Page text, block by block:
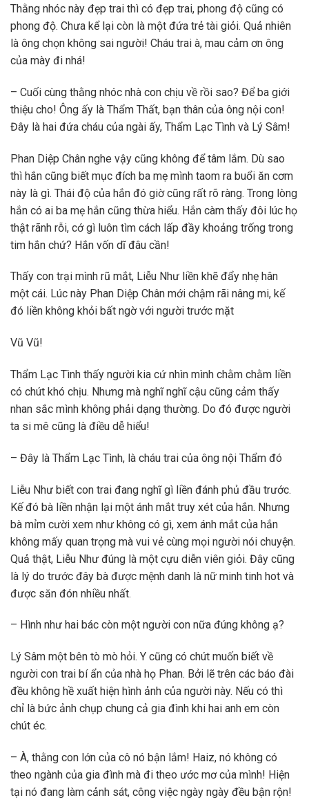
Thằng nhóc này đẹp trai thì có đẹp trai, phong độ cũng có
phong độ. Chưa kể lại còn là một đứa trẻ tài giỏi. Quả nhiên
là ông chọn không sai người! Cháu trai à, mau cảm ơn ông
của mày đi nhá!
– Cuối cùng thằng nhóc nhà con chịu về rồi sao? Để ba giới
thiệu cho! Ông ấy là Thẩm Thất, bạn thân của ông nội con!
Đây là hai đứa cháu của ngài ấy, Thẩm Lạc Tình và Lý Sâm!
Phan Diệp Chân nghe vậy cũng không để tâm lắm. Dù sao
thì hắn cũng biết mục đích ba mẹ mình taom ra buổi ăn cơm
này là gì. Thái độ của hắn đó giờ cũng rất rõ ràng. Trong lòng
hắn có ai ba mẹ hắn cũng thừa hiểu. Hắn càm thấy đôi lúc họ
thật rãnh rỗi, cớ gì luôn tìm cách lấp đầy khoảng trống trong
tim hắn chứ? Hắn vốn dĩ đâu cần!
Thấy con trại mình rũ mắt, Liễu Như liền khẽ đẩy nhẹ hân
một cái. Lúc này Phan Diệp Chân mới chậm rãi nâng mi, kế
đó liền không khỏi bất ngờ với người trước mặt
Vũ Vũ!
Thẩm Lạc Tình thấy người kia cứ nhìn mình chằm chằm liền
có chút khó chịu. Nhưng mà nghĩ nghĩ cậu cũng cảm thấy
nhan sắc mình không phải dạng thường. Do đó được người
ta si mê cũng là điều dễ hiểu!
– Đây là Thẩm Lạc Tình, là cháu trai của ông nội Thẩm đó
Liễu Như biết con trai đang nghĩ gì liền đánh phủ đầu trước.
Kế đó bà liền nhận lại một ánh mắt truy xét của hắn. Nhưng
bà mỉm cười xem như không có gì, xem ánh mắt của hắn
không mấy quan trọng mà vui vẻ cùng mọi người nói chuyện.
Quả thật, Liễu Như đúng là một cựu diễn viên giỏi. Đây cũng
là lý do trước đây bà được mệnh danh là nữ minh tinh hot và
được săn đón nhiều nhất.
– Hình như hai bác còn một người con nữa đúng không ạ?
Lý Sâm một bên tò mò hỏi. Y cũng có chút muốn biết về
người con trai bí ẩn của nhà họ Phan. Bởi lẽ trên các báo đài
đều không hề xuất hiện hình ảnh của người này. Nếu có thì
chỉ là bức ảnh chụp chung cả gia đình khi hai anh em còn
chút éc.
– À, thằng con lớn của cô nó bận lắm! Haiz, nó không có
theo ngành của gia đình mà đi theo ước mơ của mình! Hiện
tại nó đang làm cảnh sát, công việc ngày ngày đều bận rộn!